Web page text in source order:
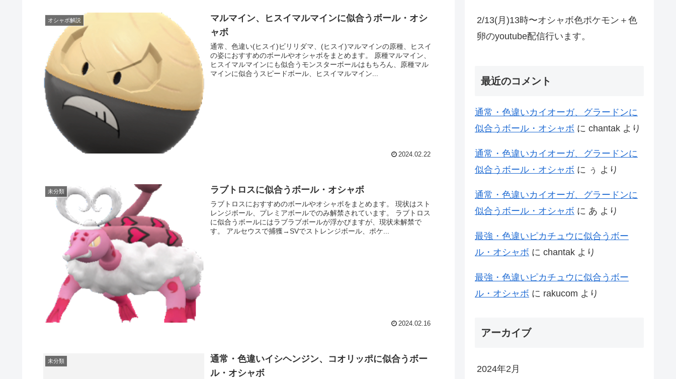
オシャボ解説
マルマイン、ヒスイマルマインに似合うボール・オシ
ャボ
通常、色違い(ヒスイ)ビリリダマ、(ヒスイ)マルマインの原種、ヒスイ
の姿におすすめのボールやオシャボをまとめます。 原種マルマイン、
ヒスイマルマインにも似合うモンスターボールはもちろん、原種マル
マインに似合うスピードボール、ヒスイマルマイン...
2024.02.22
未分類 ラブトロスに似合うボール・オシャボ
ラブトロスにおすすめのボールやオシャボをまとめます。 現状はスト
レンジボール、プレミアボールでのみ解禁されています。 ラブトロス
に似合うボールにはラブラブボールが浮かびますが、現状未解禁で
す。 アルセウスで捕獲→SVでストレンジボール、ポケ...
2024.02.16
未分類
通常・色違いイシヘンジン、コオリッポに似合うボー
ル・オシャボ
2/13(月)13時〜オシャボ色ポケモン＋色
卵のyoutube配信行います。
最近のコメント
通常・色違いカイオーガ、グラードンに
似合うボール・オシャボ に chantak より
通常・色違いカイオーガ、グラードンに
似合うボール・オシャボ に ぅ より
通常・色違いカイオーガ、グラードンに
似合うボール・オシャボ に あ より
最強・色違いピカチュウに似合うボー
ル・オシャボ に chantak より
最強・色違いピカチュウに似合うボー
ル・オシャボ に rakucom より
アーカイブ
2024年2月